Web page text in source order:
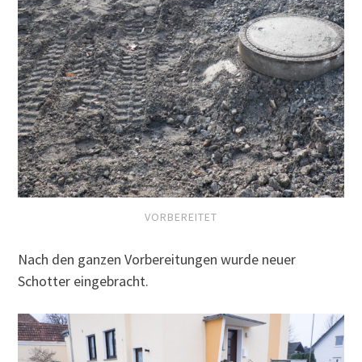
VORBEREITET
Nach den ganzen Vorbereitungen wurde neuer
Schotter eingebracht.